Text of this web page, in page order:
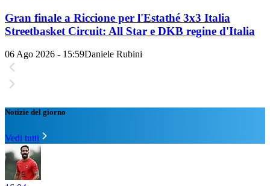
Gran finale a Riccione per l'Estathé 3x3 Italia
Streetbasket Circuit: All Star e DKB regine d'Italia
06 Ago 2026 - 15:59Daniele Rubini
Notizie del giorno
Vedi tutti